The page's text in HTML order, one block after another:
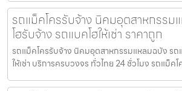
รถแม็คโครรับจ้าง นิคมอุตสาหกรรม
โฮรับจ้าง รถแบคโฮให้เช่า ราคาถูก
รถแม็คโครรับจ้าง นิคมอุตสาหกรรมแหลมฉบัง รถ
ให้เช่า บริการครบวงจร ทั่วไทย 24 ชั่วโมง รถแม็ค